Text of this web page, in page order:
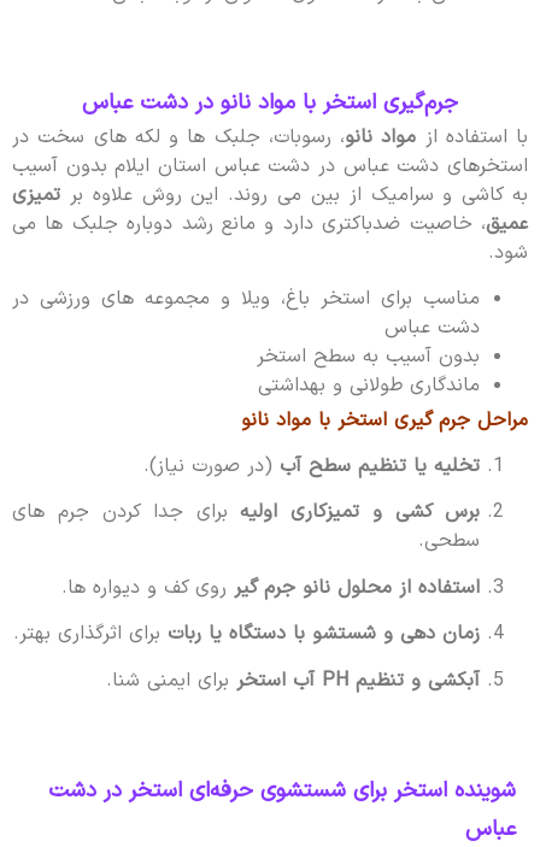
جرم‌گیری استخر با مواد نانو در دشت عباس
با استفاده از مواد نانو، رسوبات، جلبک ها و لکه های سخت در
استخرهای دشت عباس در دشت عباس استان ایلام بدون آسیب
به کاشی و سرامیک از بین می روند. این روش علاوه بر تمیزی
عمیق، خاصیت ضدباکتری دارد و مانع رشد دوباره جلبک ها می
شود.
مناسب برای استخر باغ، ویلا و مجموعه های ورزشی در
دشت عباس
بدون آسیب به سطح استخر
ماندگاری طولانی و بهداشتی
مراحل جرم گیری استخر با مواد نانو
تخلیه یا تنظیم سطح آب(در صورت نیاز).
برس کشی و تمیزکاری اولیهبرای جدا کردن جرم های
سطحی.
استفاده از محلول نانو جرم گیرروی کف و دیواره ها.
زمان دهی و شستشو با دستگاه یا رباتبرای اثرگذاری بهتر.
آبکشی و تنظیم PH آب استخر
برای ایمنی شنا.
شوینده استخر برای شستشوی حرفه‌ای استخر در دشت
عباس